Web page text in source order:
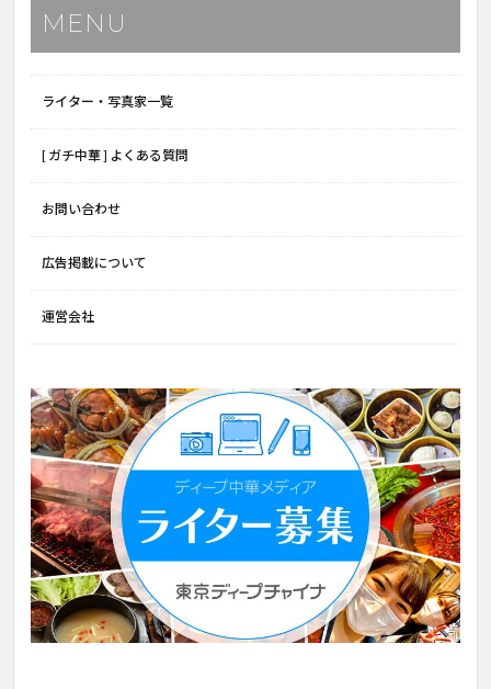
MENU
ライター・写真家一覧
[ ガチ中華 ] よくある質問
お問い合わせ
広告掲載について
運営会社